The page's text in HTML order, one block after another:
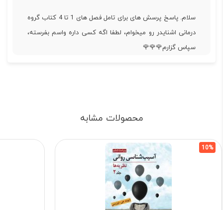
سلام. پاسخ پرسش های برای تامل فصل های 1 تا 4 کتاب گروه
درمانی اشنایدر رو میخوام، لطفا اگه کسی داره واسم بفرسته،
سپاس گزارم🌹🌹🌹
محصولات مشابه
10%